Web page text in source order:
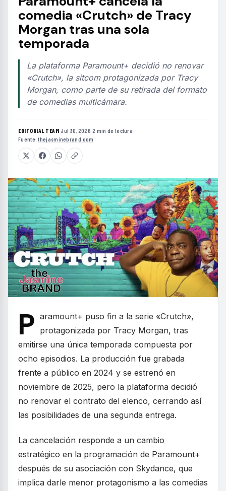
comedia «Crutch» de Tracy
Morgan tras una sola
temporada
La plataforma Paramount+ decidió no renovar
«Crutch», la sitcom protagonizada por Tracy
Morgan, como parte de su retirada del formato
de comedias multicámara.
EDITORIAL TEAM·Jul 30, 2026·2 min de lectura·
Fuente:thejasminebrand.com
P aramount+ puso fin a la serie «Crutch»,
protagonizada por Tracy Morgan, tras
emitirse una única temporada compuesta por
ocho episodios. La producción fue grabada
frente a público en 2024 y se estrenó en
noviembre de 2025, pero la plataforma decidió
no renovar el contrato del elenco, cerrando así
las posibilidades de una segunda entrega.
La cancelación responde a un cambio
estratégico en la programación de Paramount+
después de su asociación con Skydance, que
implica darle menor protagonismo a las comedias